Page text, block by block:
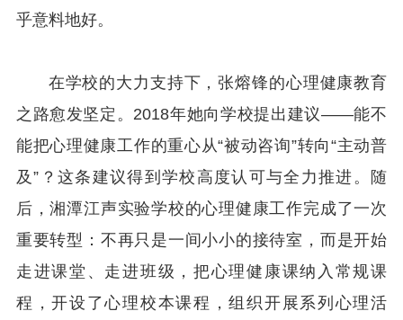
乎意料地好。
在学校的大力支持下，张熔锋的心理健康教育
之路愈发坚定。2018年她向学校提出建议——能不
能把心理健康工作的重心从“被动咨询”转向“主动普
及”？这条建议得到学校高度认可与全力推进。随
后，湘潭江声实验学校的心理健康工作完成了一次
重要转型：不再只是一间小小的接待室，而是开始
走进课堂、走进班级，把心理健康课纳入常规课
程，开设了心理校本课程，组织开展系列心理活